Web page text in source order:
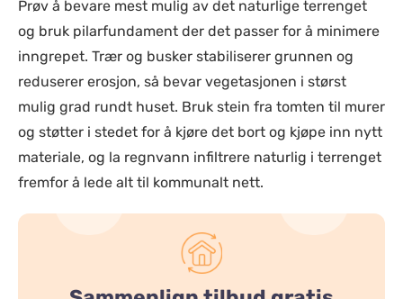
Prøv å bevare mest mulig av det naturlige terrenget
og bruk pilarfundament der det passer for å minimere
inngrepet. Trær og busker stabiliserer grunnen og
reduserer erosjon, så bevar vegetasjonen i størst
mulig grad rundt huset. Bruk stein fra tomten til murer
og støtter i stedet for å kjøre det bort og kjøpe inn nytt
materiale, og la regnvann infiltrere naturlig i terrenget
fremfor å lede alt til kommunalt nett.